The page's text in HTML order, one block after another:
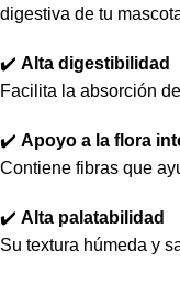
digestiva de tu
✔️ Alta digestibilidad
Facilita la absorción
✔️ Apoyo a la flora
Contiene fibras que
✔️ Alta palatabilidad
Su textura húmeda y